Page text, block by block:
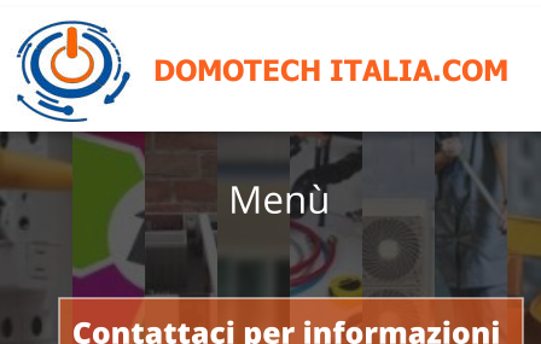
DOMOTECH ITALIA.COM